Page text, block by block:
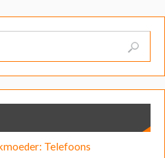
Telefoons